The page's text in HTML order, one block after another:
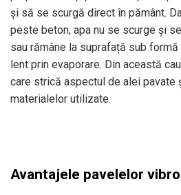
și să se scurgă direct în pământ.
peste beton, apa nu se scurge și
sau rămâne la suprafață sub
lent prin evaporare. Din această
care strică aspectul de alei pavate
materialelor utilizate.
Avantajele pavelelor